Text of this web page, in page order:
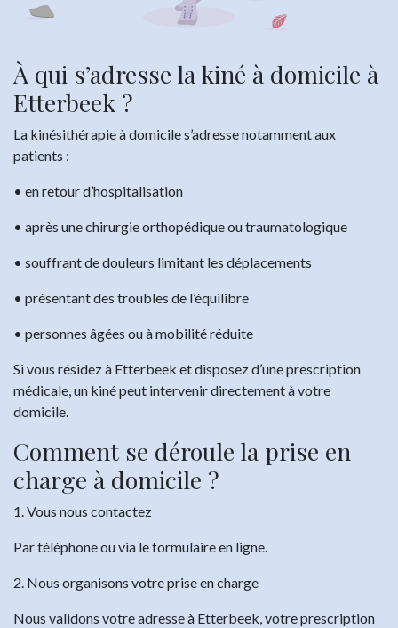
À qui s’adresse la kiné à domicile à
Etterbeek ?
La kinésithérapie à domicile s’adresse notamment aux
patients :
• en retour d’hospitalisation
• après une chirurgie orthopédique ou traumatologique
• souffrant de douleurs limitant les déplacements
• présentant des troubles de l’équilibre
• personnes âgées ou à mobilité réduite
Si vous résidez à Etterbeek et disposez d’une prescription
médicale, un kiné peut intervenir directement à votre
domicile.
Comment se déroule la prise en
charge à domicile ?
1. Vous nous contactez
Par téléphone ou via le formulaire en ligne.
2. Nous organisons votre prise en charge
Nous validons votre adresse à Etterbeek, votre prescription